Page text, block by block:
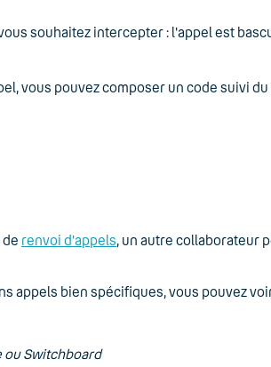
souhaitez intercepter : l'appel est
vous pouvez composer un code suivi
renvoi d'appels, un autre collaborateur
appels bien spécifiques, vous pouvez
ou Switchboard